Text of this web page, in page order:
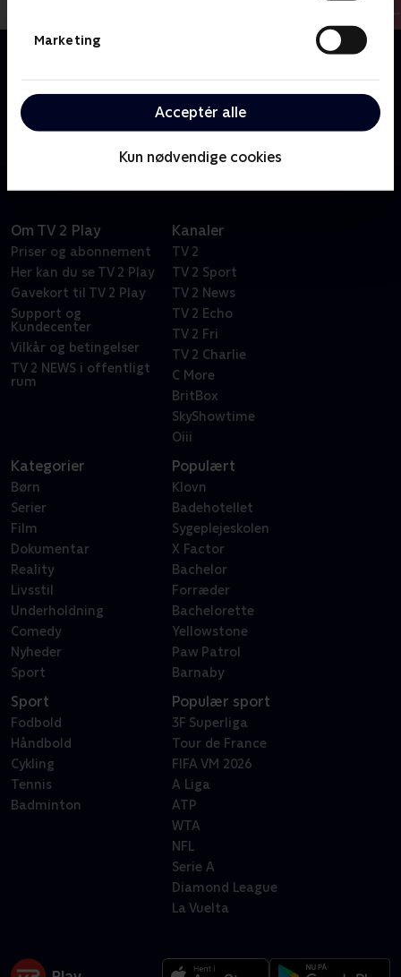
Marketing
Acceptér alle
Kun nødvendige cookies
forvandler rå rammer til personlige drømmehjem.
Med kreativitet, håndværk og hårdt arbejde kæmper
Om TV 2 Play
Priser og abonnement
Her kan du se TV 2 Play
Gavekort til TV 2 Play
Support og
Kundecenter
Vilkår og betingelser
TV 2 NEWS i offentligt
rum
Kanaler
TV 2
TV 2 Sport
TV 2 News
TV 2 Echo
TV 2 Fri
TV 2 Charlie
C More
BritBox
SkyShowtime
Oiii
Kategorier
Børn
Serier
Film
Dokumentar
Reality
Livsstil
Underholdning
Comedy
Nyheder
Sport
Populært
Klovn
Badehotellet
Sygeplejeskolen
X Factor
Bachelor
Forræder
Bachelorette
Yellowstone
Paw Patrol
Barnaby
Sport
Fodbold
Håndbold
Cykling
Tennis
Badminton
Populær sport
3F Superliga
Tour de France
FIFA VM 2026
A Liga
ATP
WTA
NFL
Serie A
Diamond League
La Vuelta